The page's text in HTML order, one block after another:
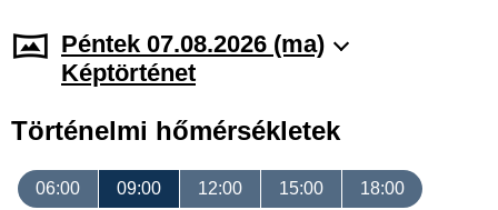
Péntek 07.08.2026 (ma)
Képtörténet
Történelmi hőmérsékletek
06:00 09:00 12:00 15:00 18:00